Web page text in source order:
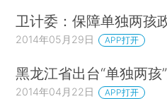
卫计委：保障单独两孩
2014年05月29日 APP打开
黑龙江省出台“单独两孩
2014年04月22日 APP打开